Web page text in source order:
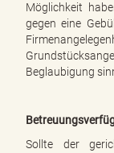
Möglichkeit
gegen eine
Beglaubigung
Sollte der